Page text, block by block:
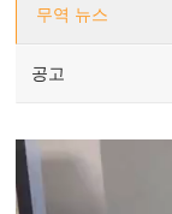
무역 뉴스
공고
Video
Player